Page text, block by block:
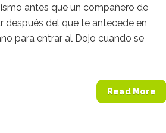
antes que un compañero de
después del que te antecede en
para entrar al Dojo cuando se
Read More